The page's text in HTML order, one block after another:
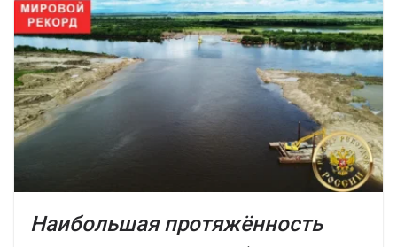
Наибольшая протяжённость